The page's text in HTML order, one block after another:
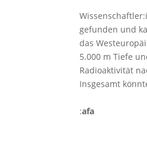
gefunden und
das
5.000 m Tiefe
Radioaktivität
Insgesamt
:afa